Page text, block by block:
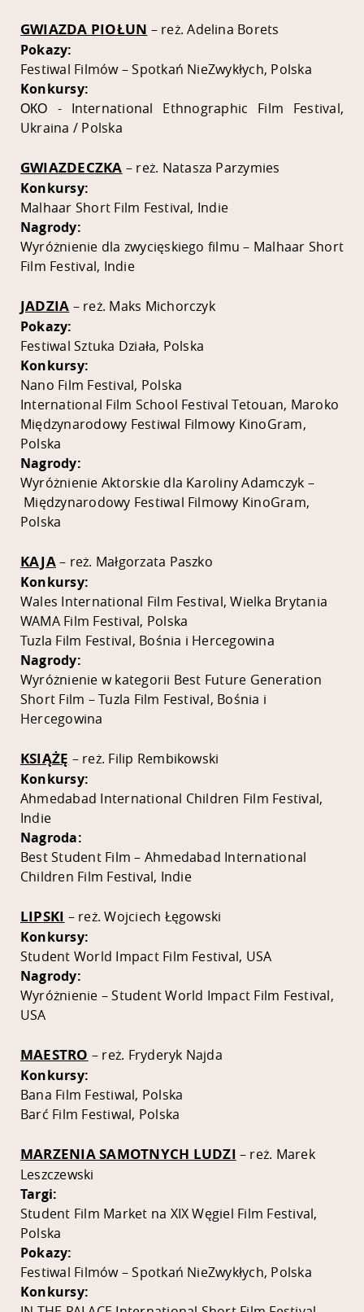
GWIAZDA PIOŁUN – reż. Adelina Borets
Pokazy:
Festiwal Filmów – Spotkań NieZwykłych, Polska
Konkursy:
ОКО - International Ethnographic Film Festival,
Ukraina / Polska
GWIAZDECZKA – reż. Natasza Parzymies
Konkursy:
Malhaar Short Film Festival, Indie
Nagrody:
Wyróżnienie dla zwycięskiego filmu – Malhaar Short
Film Festival, Indie
JADZIA – reż. Maks Michorczyk
Pokazy:
Festiwal Sztuka Działa, Polska
Konkursy:
Nano Film Festival, Polska
International Film School Festival Tetouan, Maroko
Międzynarodowy Festiwal Filmowy KinoGram,
Polska
Nagrody:
Wyróżnienie Aktorskie dla Karoliny Adamczyk –
Międzynarodowy Festiwal Filmowy KinoGram,
Polska
KAJA– reż. Małgorzata Paszko
Konkursy:
Wales International Film Festival, Wielka Brytania
WAMA Film Festival, Polska
Tuzla Film Festival, Bośnia i Hercegowina
Nagrody:
Wyróżnienie w kategorii Best Future Generation
Short Film – Tuzla Film Festival, Bośnia i
Hercegowina
KSIĄŻĘ – reż. Filip Rembikowski
Konkursy:
Ahmedabad International Children Film Festival,
Indie
Nagroda:
Best Student Film – Ahmedabad International
Children Film Festival, Indie
LIPSKI – reż. Wojciech Łęgowski
Konkursy:
Student World Impact Film Festival, USA
Nagrody:
Wyróżnienie – Student World Impact Film Festival,
USA
MAESTRO – reż. Fryderyk Najda
Konkursy:
Bana Film Festiwal, Polska
Barć Film Festiwal, Polska
MARZENIA SAMOTNYCH LUDZI – reż. Marek
Leszczewski
Targi:
Student Film Market na XIX Węgiel Film Festival,
Polska
Pokazy:
Festiwal Filmów – Spotkań NieZwykłych, Polska
Konkursy: